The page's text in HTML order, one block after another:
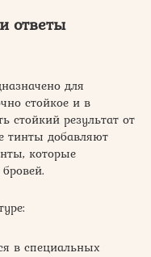
ответы
для
стойкое и в
стойкий результат от
тинты добавляют
которые
в специальных